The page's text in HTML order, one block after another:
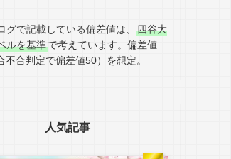
グで記載している偏差値は、
四谷大
ルを基準で考えています。偏差値
不合判定で偏差値50）を想定。
人気記事